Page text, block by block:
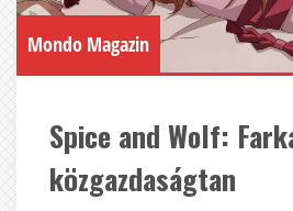
Mondo Magazin
Spice and Wolf:
közgazdaságtan